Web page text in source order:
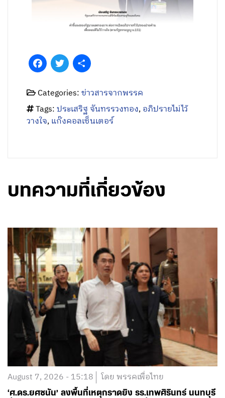
FacebookTwitter
Categories:ข่าวสารจากพรรค
Tags:ประเสริฐ จันทรรวงทอง,อภิปรายไม่ไว้
วางใจ,แก๊งคอลเซ็นเตอร์
บทความที่เกี่ยวข้อง
August 7, 2026 - 15:18 โดย พรรคเพื่อไทย
‘ศ.ดร.ยศชนัน’ ลงพื้นที่เหตุกราดยิง รร.เทพศิรินทร์ นนทบุรี